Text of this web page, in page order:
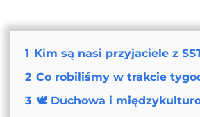
1 Kim są nasi przyjaciele z
2 Co robiliśmy w trakcie
3 🕊 Duchowa i